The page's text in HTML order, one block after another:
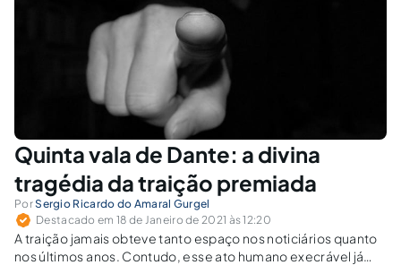
Quinta vala de Dante: a divina
tragédia da traição premiada
PorSergio Ricardo do Amaral Gurgel
Destacado em 18 de Janeiro de 2021 às 12:20
A traição jamais obteve tanto espaço nos noticiários quanto
nos últimos anos. Contudo, esse ato humano execrável já